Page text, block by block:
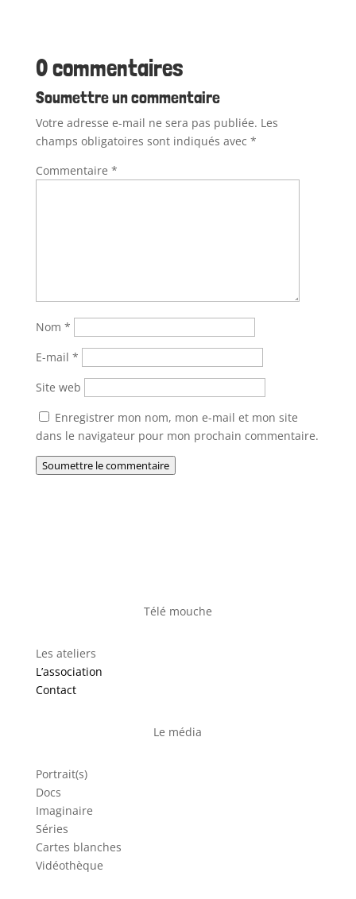
0 commentaires
Soumettre un commentaire
Votre adresse e-mail ne sera pas publiée. Les
champs obligatoires sont indiqués avec *
Commentaire *
Nom *
E-mail *
Site web
Enregistrer mon nom, mon e-mail et mon site
dans le navigateur pour mon prochain commentaire.
Soumettre le commentaire
Télé mouche
Les ateliers
L’association
Contact
Le média
Portrait(s)
Docs
Imaginaire
Séries
Cartes blanches
Vidéothèque